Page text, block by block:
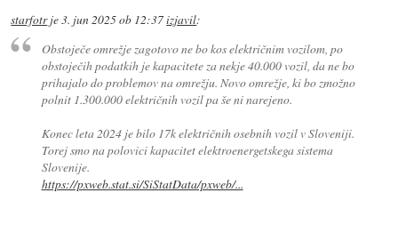
starfotrje3. jun 2025 ob 12:37izjavil:
Obstoječe omrežje zagotovo ne bo kos električnim vozilom, po
obstoječih podatkih je kapacitete za nekje 40.000 vozil, da ne bo
prihajalo do problemov na omrežju. Novo omrežje, ki bo zmožno
polnit 1.300.000 električnih vozil pa še ni narejeno.
Konec leta 2024 je bilo 17k električnih osebnih vozil v Sloveniji.
Torej smo na polovici kapacitet elektroenergetskega sistema
Slovenije.
https://pxweb.stat.si/SiStatData/pxweb/...